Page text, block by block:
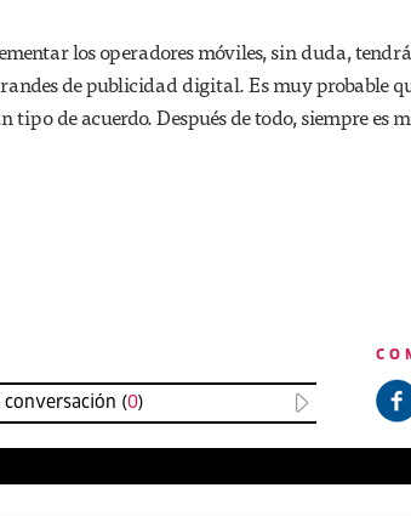
los operadores móviles, sin duda,
de publicidad digital. Es muy probable
tipo de acuerdo. Después de todo, siempre es
conversación (0)